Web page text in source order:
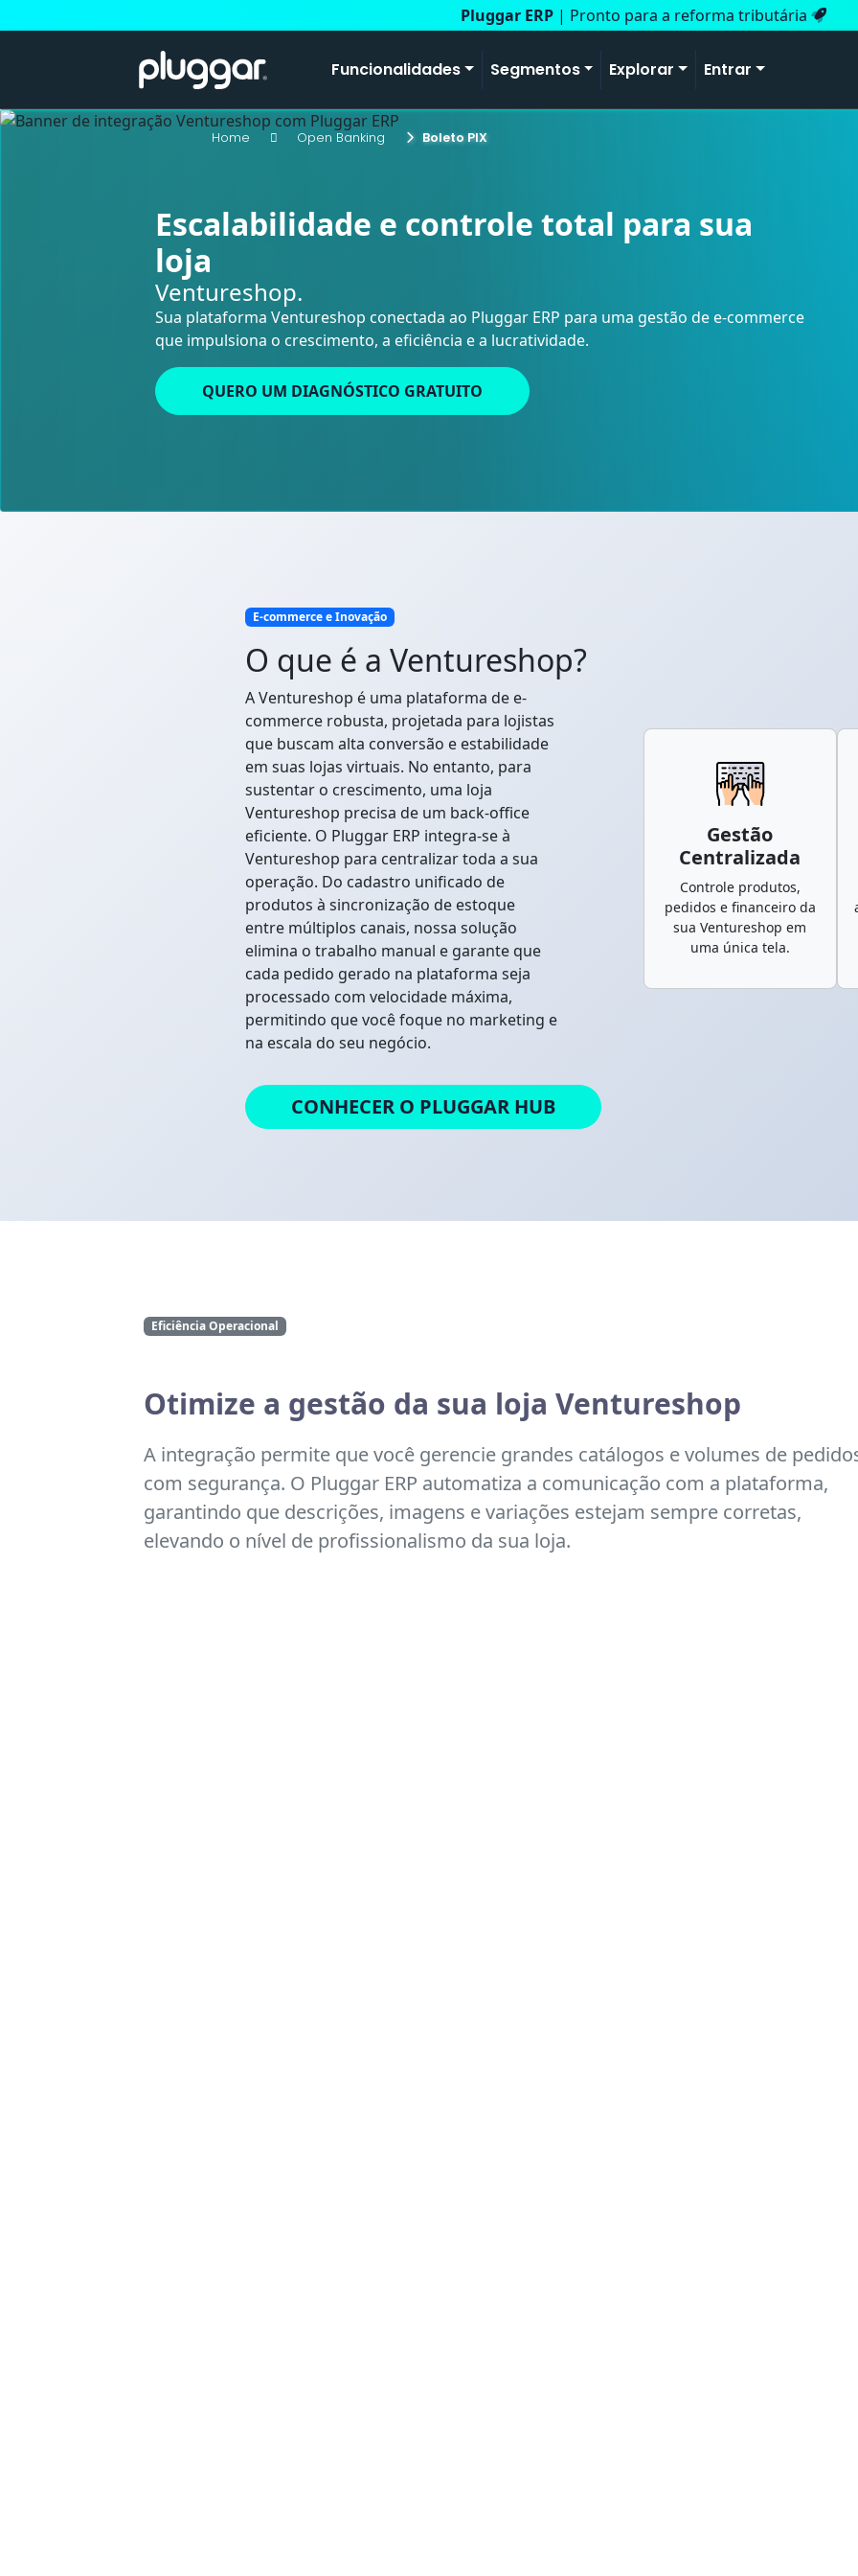
Pluggar ERP | Pronto para a reforma tributária
Funcionalidades Segmentos Explorar Entrar
Home Open Banking Boleto PIX
Escalabilidade e controle total para sua
loja
Ventureshop.
Sua plataforma Ventureshop conectada ao Pluggar ERP para uma gestão de e-commerce
que impulsiona o crescimento, a eficiência e a lucratividade.
QUERO UM DIAGNÓSTICO GRATUITO
E-commerce e Inovação
O que é a Ventureshop?
A Ventureshop é uma plataforma de e-
commerce robusta, projetada para lojistas
que buscam alta conversão e estabilidade
em suas lojas virtuais. No entanto, para
sustentar o crescimento, uma loja
Ventureshop precisa de um back-office
eficiente. O Pluggar ERP integra-se à
Ventureshop para centralizar toda a sua
operação. Do cadastro unificado de
produtos à sincronização de estoque
entre múltiplos canais, nossa solução
elimina o trabalho manual e garante que
cada pedido gerado na plataforma seja
processado com velocidade máxima,
permitindo que você foque no marketing e
na escala do seu negócio.
CONHECER O PLUGGAR HUB
Gestão
Centralizada
Controle produtos,
pedidos e financeiro da
sua Ventureshop em
uma única tela.
Eficiência Operacional
Otimize a gestão da sua loja Ventureshop
A integração permite que você gerencie grandes catálogos e volumes de
com segurança. O Pluggar ERP automatiza a comunicação com a plataforma,
garantindo que descrições, imagens e variações estejam sempre corretas,
elevando o nível de profissionalismo da sua loja.